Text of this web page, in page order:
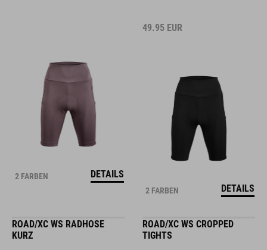
2 FARBEN DETAILS
49.95 EUR
2 FARBEN DETAILS
ROAD/XC WS RADHOSE
KURZ
ROAD/XC WS CROPPED
TIGHTS